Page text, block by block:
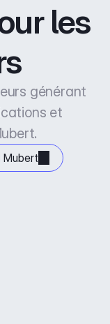
les
générant
et
Mubert